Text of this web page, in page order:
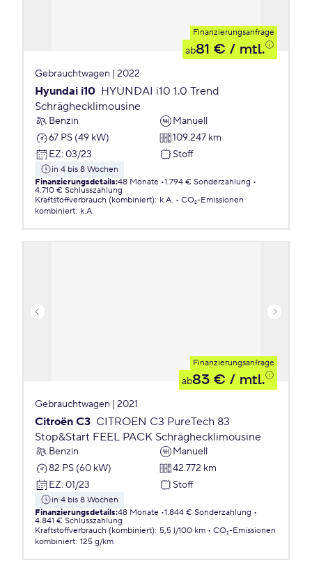
Finanzierungsanfrage
ab81 € / mtl.
Gebrauchtwagen | 2022
Hyundai i10 HYUNDAI i10 1.0 Trend
Schräghecklimousine
Benzin
Manuell
67 PS (49 kW)
109.247 km
EZ: 03/23 Stoff
in 4 bis 8 Wochen
Finanzierungsdetails:48 Monate 1.794 € Sonderzahlung
4.710 € Schlusszahlung
Kraftstoffverbrauch (kombiniert): k.A.
CO₂-Emissionen
kombiniert: k.A.
Finanzierungsanfrage
ab83 € / mtl.
Gebrauchtwagen | 2021
Citroën C3 CITROEN C3 PureTech 83
Stop&Start FEEL PACK Schräghecklimousine
Benzin
Manuell
82 PS (60 kW)
42.772 km
EZ: 01/23 Stoff
in 4 bis 8 Wochen
Finanzierungsdetails:48 Monate 1.844 € Sonderzahlung
4.841 € Schlusszahlung
Kraftstoffverbrauch (kombiniert): 5,5 l/100 km
CO₂-Emissionen
kombiniert: 125 g/km